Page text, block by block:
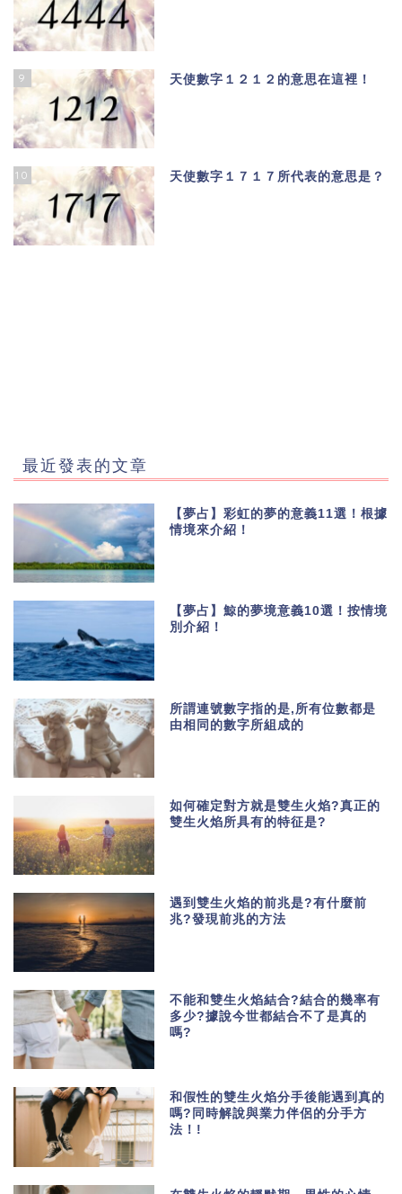
9 天使數字１２１２的意思在這裡！
10 天使數字１７１７所代表的意思是？
最近發表的文章
【夢占】彩虹的夢的意義11選！根據
情境來介紹！
【夢占】鯨的夢境意義10選！按情境
別介紹！
所謂連號數字指的是,所有位數都是
由相同的數字所組成的
如何確定對方就是雙生火焰?真正的
雙生火焰所具有的特征是?
遇到雙生火焰的前兆是?有什麼前
兆?發現前兆的方法
不能和雙生火焰結合?結合的幾率有
多少?據說今世都結合不了是真的
嗎?
和假性的雙生火焰分手後能遇到真的
嗎?同時解說與業力伴侶的分手方
法！!